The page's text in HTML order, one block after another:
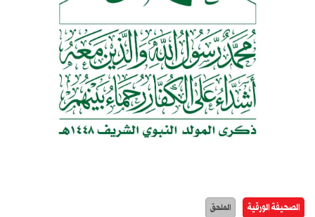
الصحيفة الورقية الملحق